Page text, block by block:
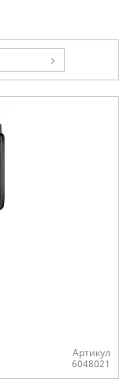
Артикул
6048021